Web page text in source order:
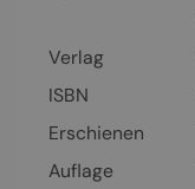
Verlag
ISBN
Erschienen
Auflage